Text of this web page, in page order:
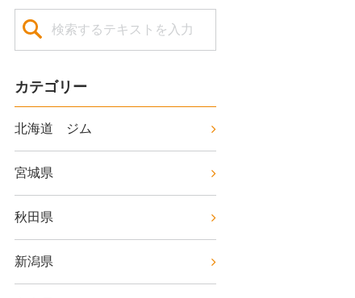
カテゴリー
北海道 ジム
宮城県
秋田県
新潟県